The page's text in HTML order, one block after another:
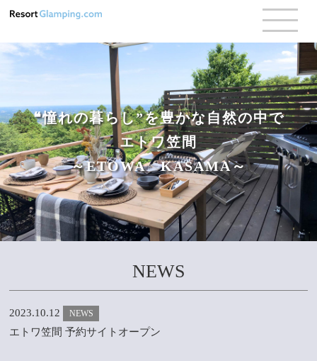
❝憧れの暮らし”を豊かな自然の中で
エトワ笠間
～ETOWA KASAMA～
NEWS
2023.10.12 NEWS
エトワ笠間 予約サイトオープン